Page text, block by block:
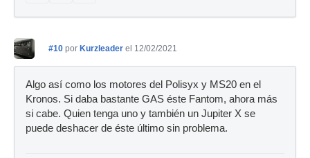
#10 por Kurzleader el 12/02/2021
Algo así como los motores del Polisyx y MS20 en el
Kronos. Si daba bastante GAS éste Fantom, ahora más
si cabe. Quien tenga uno y también un Jupiter X se
puede deshacer de éste último sin problema.